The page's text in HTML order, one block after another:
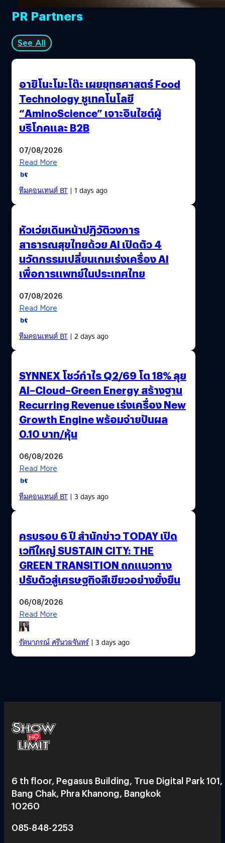
PR Partners
See All
อายิโนะโมะโต๊ะ เผยยุทธศาสตร์ Food
Technology ชูเทคโนโลยี
“AminoScience” เจาะอินไซต์ผู้
บริโภคและ B2B
07/08/2026
Read More
ทีมคอนเทนต์ BT| 1 days ago
หัวเว่ยเดินหน้าปฏิวัติวงการ
สาธารณสุขไทยด้วย AI เปิดตัว 4
นวัตกรรมเปลี่ยนเกมเร่งเครื่อง AI
เพื่อการแพทย์ในประเทศไทย
07/08/2026
Read More
ทีมคอนเทนต์ BT| 2 days ago
SYNNEX โชว์กำไร Q2/69 โต 18% ลุย
AI–Cloud–Green Energy สร้างฐาน
Recurring Revenue เร่งเครื่อง New
Growth Engine พร้อมจ่ายปันผล
0.10 บาท/หุ้น
06/08/2026
Read More
ทีมคอนเทนต์ BT| 3 days ago
ครบรอบ 6 ปี สำนักข่าว TODAY เปิด
เวทีใหญ่ SUSTAIN CITY: THE
GREEN TRANSITION ถกแนวทาง
ปรับตัวสู่เศรษฐกิจสีเขียวอย่างยั่งยืน
06/08/2026
Read More
รัตนาภรณ์ ศรีนวลจันทร์| 3 days ago
6 th floor, Pegasus Building, True Digital Park 101,
Bang Chak, Phra Khanong, Bangkok
10260
085-848-2253